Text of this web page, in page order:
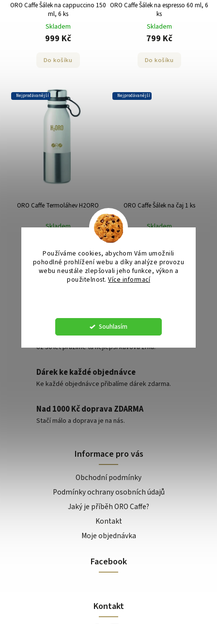
Používáme cookies, abychom Vám umožnili
pohodlné prohlížení webu a díky analýze provozu
webu neustále zlepšovali jeho funkce, výkon a
použitelnost. Více informací
Souhlasím
ORO Caffe Šálek na cappuccino 150
ml, 6 ks
Skladem
999 Kč
Do košíku
ORO Caffe Šálek na espresso 60 ml, 6
ks
Skladem
799 Kč
Do košíku
Nejprodávanější
ORO Caffe Termoláhev H2ORO
Skladem
Do košíku
Nejprodávanější
ORO Caffe Šálek na čaj 1 ks
Skladem
Do košíku
Cesta nejvyšší kvality
Už 30 let pražíme ta nejlepší kávová zrna.
Dárek ke každé objednávce
Ke každé objednávce přibalíme dárek zdarma.
Nad 1000 Kč doprava ZDARMA
Stačí málo a doprava je na nás.
Informace pro vás
Obchodní podmínky
Podmínky ochrany osobních údajů
Jaký je příběh ORO Caffe?
Kontakt
Moje objednávka
Facebook
Kontakt